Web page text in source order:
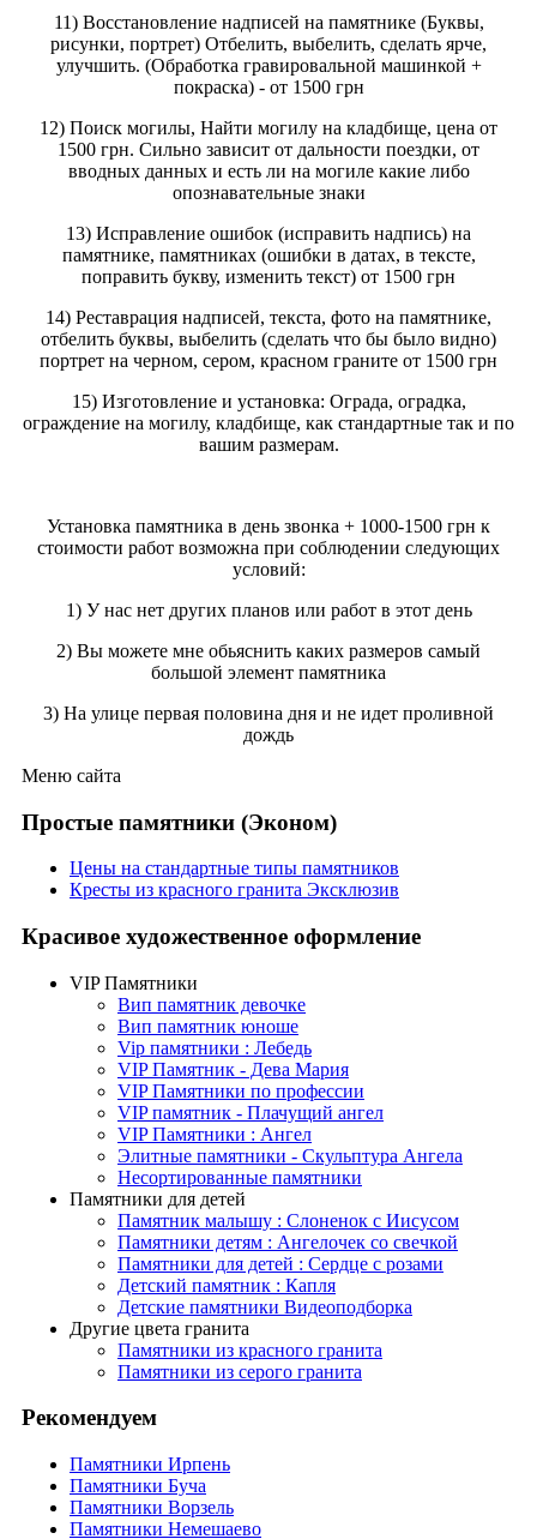
11) Восстановление надписей на памятнике (Буквы,
рисунки, портрет) Отбелить, выбелить, сделать ярче,
улучшить. (Обработка гравировальной машинкой +
покраска) - от 1500 грн
12) Поиск могилы, Найти могилу на кладбище, цена от
1500 грн. Сильно зависит от дальности поездки, от
вводных данных и есть ли на могиле какие либо
опознавательные знаки
13) Исправление ошибок (исправить надпись) на
памятнике, памятниках (ошибки в датах, в тексте,
поправить букву, изменить текст) от 1500 грн
14) Реставрация надписей, текста, фото на памятнике,
отбелить буквы, выбелить (сделать что бы было видно)
портрет на черном, сером, красном граните от 1500 грн
15) Изготовление и установка: Ограда, оградка,
ограждение на могилу, кладбище, как стандартные так и по
вашим размерам.
Установка памятника в день звонка + 1000-1500 грн к
стоимости работ возможна при соблюдении следующих
условий:
1) У нас нет других планов или работ в этот день
2) Вы можете мне обьяснить каких размеров самый
большой элемент памятника
3) На улице первая половина дня и не идет проливной
дождь
Меню сайта
Простые памятники (Эконом)
Цены на стандартные типы памятников
Кресты из красного гранита Эксклюзив
Красивое художественное оформление
VIP Памятники
Вип памятник девочке
Вип памятник юноше
Vip памятники : Лебедь
VIP Памятник - Дева Мария
VIP Памятники по профессии
VIP памятник - Плачущий ангел
VIP Памятники : Ангел
Элитные памятники - Скульптура Ангела
Несортированные памятники
Памятники для детей
Памятник малышу : Слоненок с Иисусом
Памятники детям : Ангелочек со свечкой
Памятники для детей : Сердце с розами
Детский памятник : Капля
Детские памятники Видеоподборка
Другие цвета гранита
Памятники из красного гранита
Памятники из серого гранита
Рекомендуем
Памятники Ирпень
Памятники Буча
Памятники Ворзель
Памятники Немешаево